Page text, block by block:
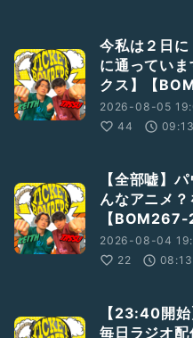
今私は２日に
に通ってい
クス】【
2026-08-05
44
09:13
【全部嘘】
んなアニメ？
【BOM267-
2026-08-04
22
08:13
【23:40開
毎日ラジオ